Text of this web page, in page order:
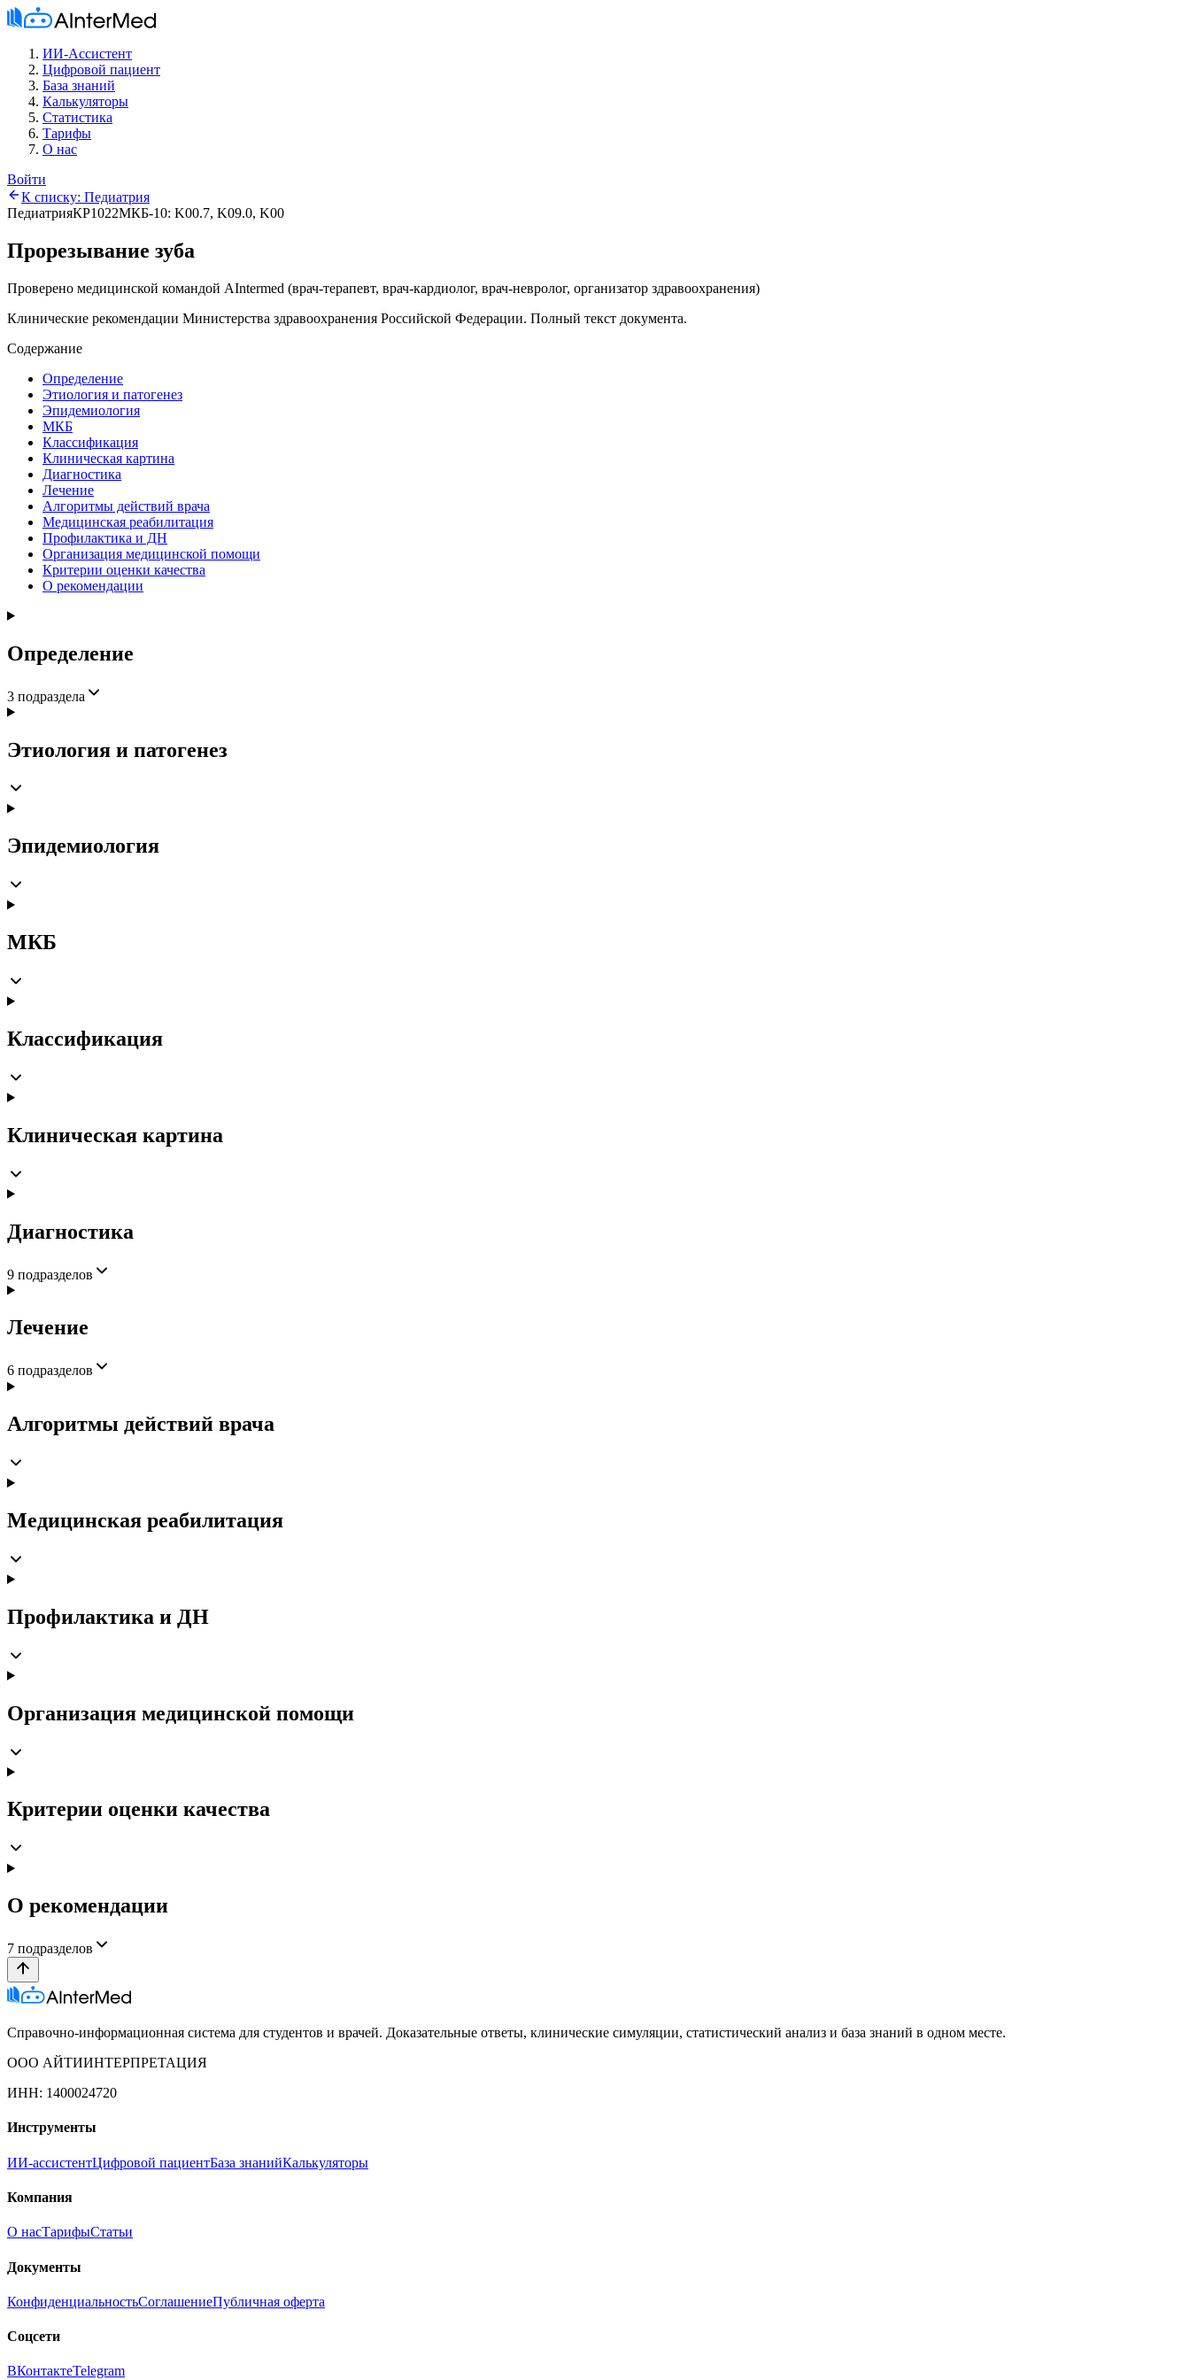
ИИ-Ассистент
Цифровой пациент
База знаний
Калькуляторы
Статистика
Тарифы
О нас
Войти
К списку: Педиатрия
ПедиатрияКР1022МКБ-10: K00.7, K09.0, K00
Прорезывание зуба
Проверено медицинской командой AIntermed (врач-терапевт, врач-кардиолог, врач-невролог, организатор здравоохранения)
Клинические рекомендации Министерства здравоохранения Российской Федерации. Полный текст документа.
Содержание
Определение
Этиология и патогенез
Эпидемиология
МКБ
Классификация
Клиническая картина
Диагностика
Лечение
Алгоритмы действий врача
Медицинская реабилитация
Профилактика и ДН
Организация медицинской помощи
Критерии оценки качества
О рекомендации
Определение
3 подраздела
Этиология и патогенез
Эпидемиология
МКБ
Классификация
Клиническая картина
Диагностика
9 подразделов
Лечение
6 подразделов
Алгоритмы действий врача
Медицинская реабилитация
Профилактика и ДН
Организация медицинской помощи
Критерии оценки качества
О рекомендации
7 подразделов
Справочно-информационная система для студентов и врачей. Доказательные ответы, клинические симуляции, статистический анализ и база знаний в одном месте.
ООО АЙТИИНТЕРПРЕТАЦИЯ
ИНН: 1400024720
Инструменты
ИИ-ассистентЦифровой пациентБаза знанийКалькуляторы
Компания
О насТарифыСтатьи
Документы
КонфиденциальностьСоглашениеПубличная оферта
Соцсети
ВКонтактеTelegram